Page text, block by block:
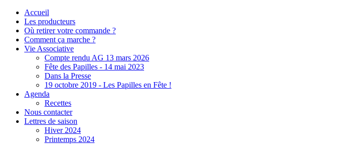
Accueil
Les producteurs
Où retirer votre commande ?
Comment ça marche ?
Vie Associative
Compte rendu AG 13 mars 2026
Fête des Papilles - 14 mai 2023
Dans la Presse
19 octobre 2019 - Les Papilles en Fête !
Agenda
Recettes
Nous contacter
Lettres de saison
Hiver 2024
Printemps 2024